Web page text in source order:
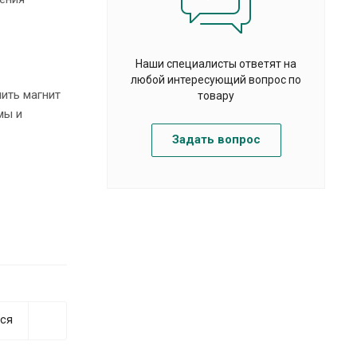
магнит
и
Наши специалисты ответят на
любой интересующий вопрос по
товару
Задать вопрос